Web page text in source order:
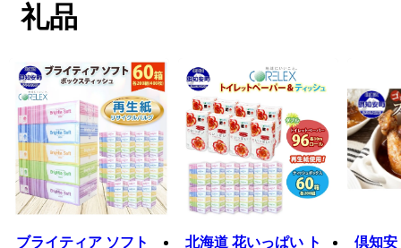
礼品
ブライティア ソフト 北海道 花いっぱい ト 倶知安